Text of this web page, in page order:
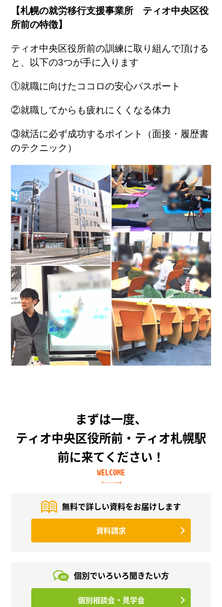
【札幌の就労移行支援事業所 ティオ中央区役
所前の特徴】
ティオ中央区役所前の訓練に取り組んで頂ける
と、以下の3つが手に入ります
①就職に向けたココロの安心パスポート
②就職してからも疲れにくくなる体力
③就活に必ず成功するポイント（面接・履歴書
のテクニック）
まずは一度、
ティオ中央区役所前・ティオ札幌駅
前に来てください！
WELCOME
無料で詳しい資料をお届けします
資料請求
個別でいろいろ聞きたい方
個別相談会・見学会